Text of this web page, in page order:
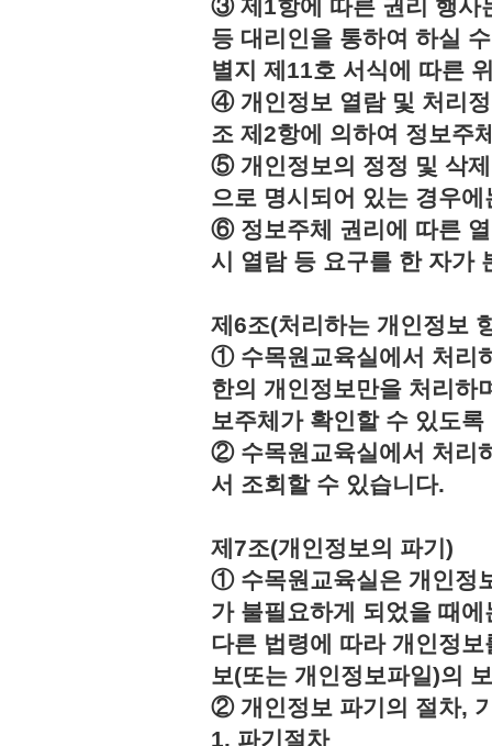
③ 제1항에 따른 권리 행사
등 대리인을 통하여 하실
별지 제11호 서식에 따른
④ 개인정보 열람 및 처리
조 제2항에 의하여 정보주
⑤ 개인정보의 정정 및 삭
으로 명시되어 있는 경우
⑥ 정보주체 권리에 따른
시 열람 등 요구를 한 자가
제6조(처리하는 개인정보
① 수목원교육실에서 처리
한의 개인정보만을 처리하
보주체가 확인할 수 있도
② 수목원교육실에서 처리
서 조회할 수 있습니다.
제7조(개인정보의 파기)
① 수목원교육실은 개인정
가 불필요하게 되었을 때
다른 법령에 따라 개인정
보(또는 개인정보파일)의
② 개인정보 파기의 절차,
1. 파기절차